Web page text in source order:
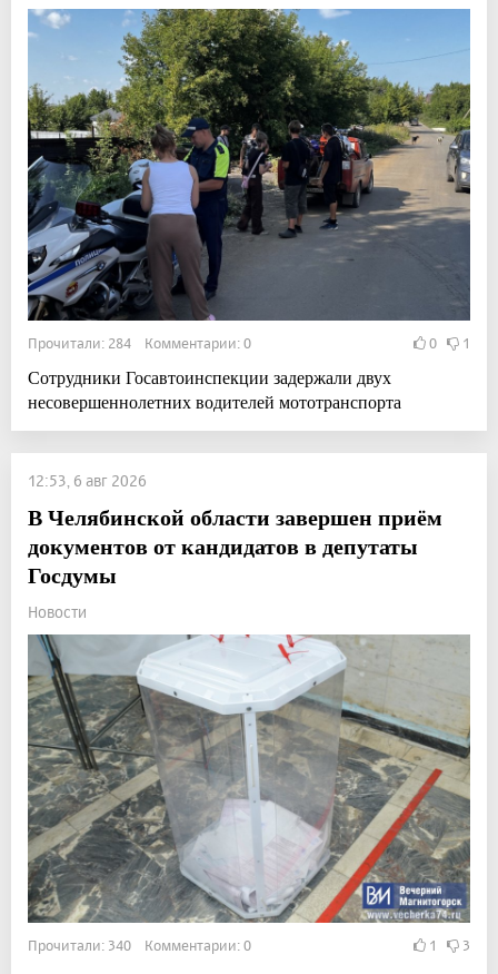
Прочитали: 284 Комментарии: 0 0 1
Сотрудники Госавтоинспекции задержали двух
несовершеннолетних водителей мототранспорта
12:53, 6 авг 2026
В Челябинской области завершен приём
документов от кандидатов в депутаты
Госдумы
Новости
Прочитали: 340 Комментарии: 0 1 3